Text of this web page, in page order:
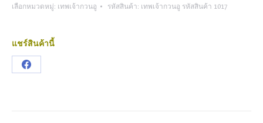
เลือกหมวดหมู่: เทพเจ้ากวนอู รหัสสินค้า: เทพเจ้ากวนอู รหัสสินค้า 1017
แชร์สินค้านี้
Share